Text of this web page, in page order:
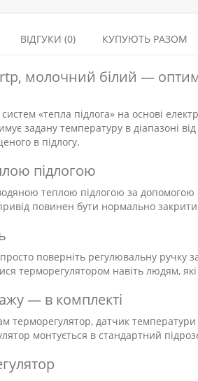
ВІДГУКИ (0) КУПУЮТЬ РАЗОМ
молочний білий —
«тепла підлога» на основі
задану температуру в діапазоні
в підлогу.
підлогою
теплою підлогою за допомогою
повинен бути нормально
поверніть регулювальну ручку
терморегулятором навіть людям,
— в комплекті
терморегулятор, датчик
монтується в стандартний